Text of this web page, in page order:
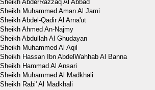
Sheikh AbderRazzaq Al Abbad
Sheikh Muhammed Aman Al Jami
Sheikh Abdel-Qadir Al Arna'ut
Sheikh Ahmed An-Najmy
Sheikh Abdullah Al Ghudayan
Sheikh Muhammed Al Aqil
Sheikh Hassan Ibn AbdelWahhab Al Banna
Sheikh Hammad Al Ansari
Sheikh Muhammed Al Madkhali
Sheikh Rabi' Al Madkhali